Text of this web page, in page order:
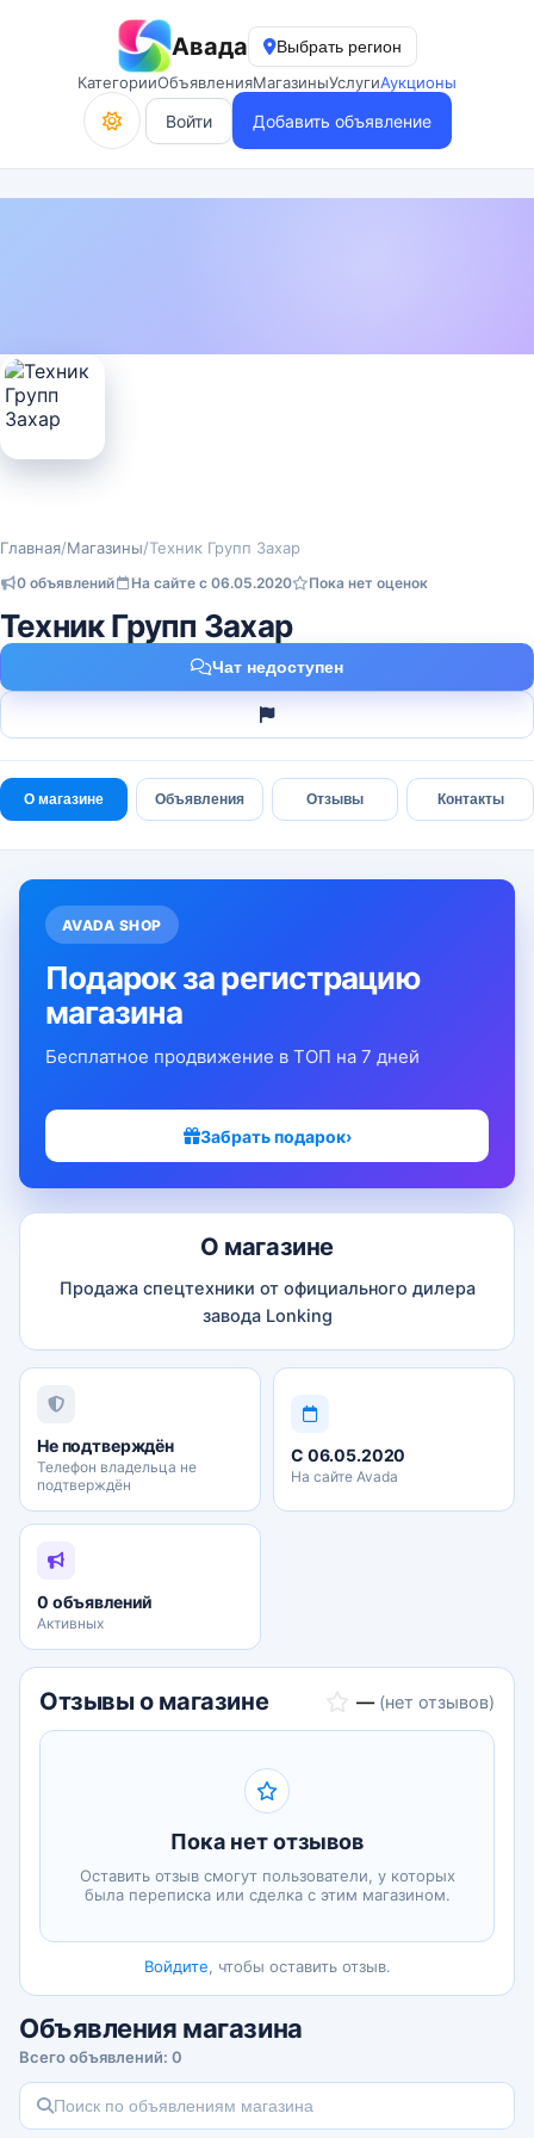
Авада
Выбрать регион
КатегорииОбъявленияМагазиныУслугиАукционы
Войти Добавить объявление
Главная/Магазины/Техник Групп Захар
0 объявлений На сайте с 06.05.2020 Пока нет оценок
Техник Групп Захар
Чат недоступен
О магазине Объявления Отзывы Контакты
О магазине
Продажа спецтехники от официального дилера
завода Lonking
Не подтверждён
Телефон владельца не
подтверждён
С 06.05.2020
На сайте Avada
0 объявлений
Активных
Отзывы о магазине — (нет отзывов)
Пока нет отзывов
Оставить отзыв смогут пользователи, у которых
была переписка или сделка с этим магазином.
Войдите, чтобы оставить отзыв.
Объявления магазина
Всего объявлений: 0
AVADA SHOP
Подарок за регистрацию
магазина
Бесплатное продвижение в ТОП на 7 дней
Забрать подарок›